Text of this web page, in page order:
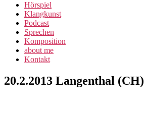
Hörspiel
Klangkunst
Podcast
Sprechen
Komposition
about me
Kontakt
Categories
Konzerte
20.2.2013 Langenthal (CH)